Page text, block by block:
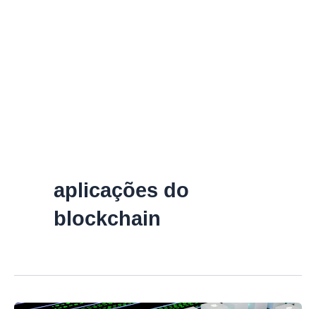
aplicações do
blockchain